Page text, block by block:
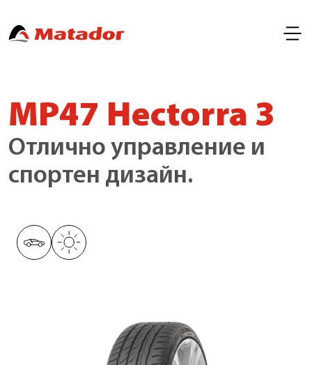
MP47 Hectorra 3
Отлично управление и
спортен дизайн.